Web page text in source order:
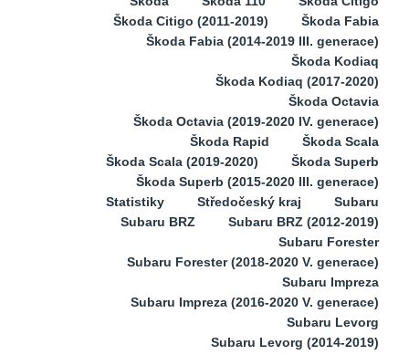
Škoda Citigo (2011-2019)
Škoda Fabia
Škoda Fabia (2014-2019 III. generace)
Škoda Kodiaq
Škoda Kodiaq (2017-2020)
Škoda Octavia
Škoda Octavia (2019-2020 IV. generace)
Škoda Rapid
Škoda Scala
Škoda Scala (2019-2020)
Škoda Superb
Škoda Superb (2015-2020 III. generace)
Statistiky
Středočeský kraj
Subaru
Subaru BRZ
Subaru BRZ (2012-2019)
Subaru Forester
Subaru Forester (2018-2020 V. generace)
Subaru Impreza
Subaru Impreza (2016-2020 V. generace)
Subaru Levorg
Subaru Levorg (2014-2019)